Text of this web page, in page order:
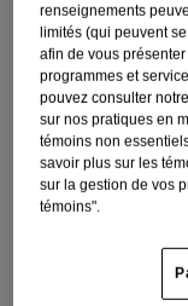
renseignements
limités (qui peuvent
afin de vous
programmes et
pouvez consulter
sur nos pratiques en
témoins non
savoir plus sur les
sur la gestion de vos
témoins".